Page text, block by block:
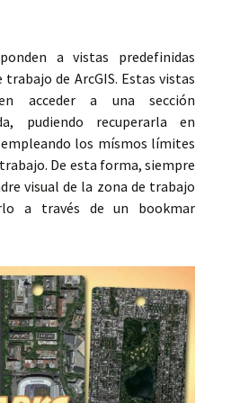
a vistas predefinidas
de ArcGIS. Estas vistas
acceder a una sección
pudiendo recuperarla en
los mísmos límites
De esta forma, siempre
visual de la zona de trabajo
a través de un bookmar